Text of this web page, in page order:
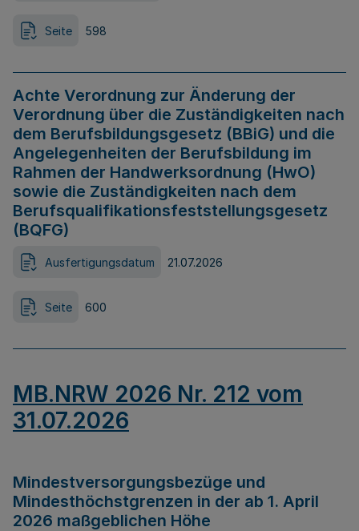
Seite 598
Achte Verordnung zur Änderung der
Verordnung über die Zuständigkeiten nach
dem Berufsbildungsgesetz (BBiG) und die
Angelegenheiten der Berufsbildung im
Rahmen der Handwerksordnung (HwO)
sowie die Zuständigkeiten nach dem
Berufsqualifikationsfeststellungsgesetz
(BQFG)
Ausfertigungsdatum 21.07.2026
Seite 600
MB.NRW 2026 Nr. 212 vom
31.07.2026
Mindestversorgungsbezüge und
Mindesthöchstgrenzen in der ab 1. April
2026 maßgeblichen Höhe